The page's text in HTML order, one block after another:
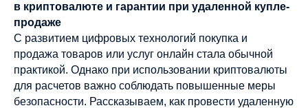
в криптовалюте и гарантии при удаленной купле-
продаже
С развитием цифровых технологий покупка и
продажа товаров или услуг онлайн стала обычной
практикой. Однако при использовании криптовалюты
для расчетов важно соблюдать повышенные меры
безопасности. Рассказываем, как провести удаленную